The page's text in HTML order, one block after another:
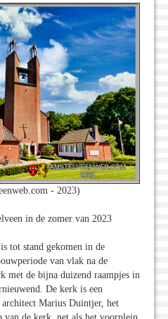
- 2023)
in de zomer van 2023
tot stand gekomen in de
van vlak na de
met de bijna duizend raampjes in
De kerk is een
architect Marius Duintjer, het